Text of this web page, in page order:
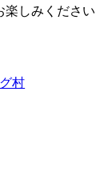
楽しみください
村